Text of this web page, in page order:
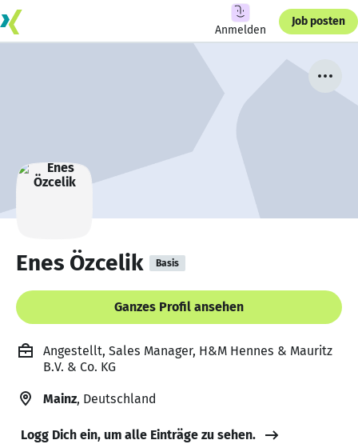
Anmelden
Job posten
Enes Özcelik Basis
Ganzes Profil ansehen
Angestellt, Sales Manager, H&M Hennes & Mauritz
B.V. & Co. KG
Mainz, Deutschland
Logg Dich ein, um alle Einträge zu sehen.